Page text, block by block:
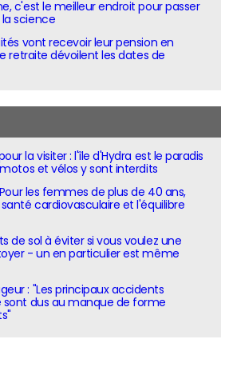
c'est le meilleur endroit pour passer
science
vont recevoir leur pension en
retraite dévoilent les dates de
la visiter : l'île d'Hydra est le paradis
et vélos y sont interdits
les femmes de plus de 40 ans,
cardiovasculaire et l'équilibre
de sol à éviter si vous voulez une
- un en particulier est même
: "Les principaux accidents
sont dus au manque de forme